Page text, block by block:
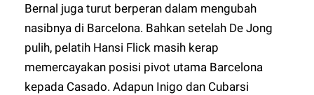
Bernal juga turut berperan dalam mengubah
nasibnya di Barcelona. Bahkan setelah De Jong
pulih, pelatih Hansi Flick masih kerap
memercayakan posisi pivot utama Barcelona
kepada Casado. Adapun Inigo dan Cubarsi